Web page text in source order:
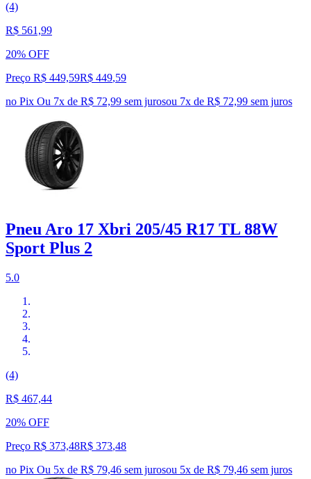
(4)
R$ 561,99
20% OFF
Preço R$ 449,59R$ 449,59
no Pix Ou 7x de R$ 72,99 sem jurosou 7x de R$ 72,99 sem juros
Pneu Aro 17 Xbri 205/45 R17 TL 88W
Sport Plus 2
5.0
(4)
R$ 467,44
20% OFF
Preço R$ 373,48R$ 373,48
no Pix Ou 5x de R$ 79,46 sem jurosou 5x de R$ 79,46 sem juros